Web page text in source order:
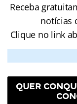
Receba
notícias
Clique no link
QUER